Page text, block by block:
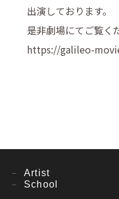
出演しております。
是非劇場にてご覧く
https://galileo-
Artist
School